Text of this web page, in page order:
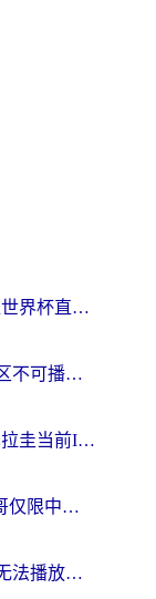
在国外怎么看美国 vs 澳大利亚世界杯直播？海外党必藏的中文解说观赛指南
在加拿大看抖音世界杯当前地区不可播放？海外党体育观赛终极指南
在海外看世界杯直播德国 vs 巴拉圭当前IP受限制？这篇指南帮你轻松解决地区限制
在国外看世界杯法国 VS 摩洛哥仅限中国大陆？别让地域限制拦下你的欢呼
在澳大利亚看抖音世界杯直播无法播放？海外党体育观赛终极指南来了！